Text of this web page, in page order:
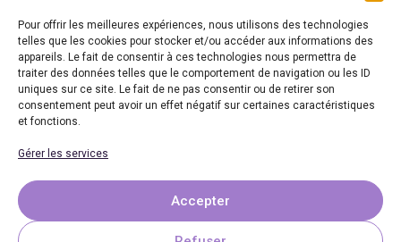
Pour offrir les meilleures expériences, nous utilisons des technologies
telles que les cookies pour stocker et/ou accéder aux informations des
appareils. Le fait de consentir à ces technologies nous permettra de
traiter des données telles que le comportement de navigation ou les ID
uniques sur ce site. Le fait de ne pas consentir ou de retirer son
consentement peut avoir un effet négatif sur certaines caractéristiques
et fonctions.
Gérer les services
Accepter
Franchise
Nos agences
Devenir franchisé
Coordonnées